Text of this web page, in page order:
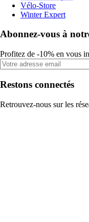
Vélo-Store
Winter Expert
Abonnez-vous à
Profitez de -10% en vous
Restons connectés
Retrouvez-nous sur les